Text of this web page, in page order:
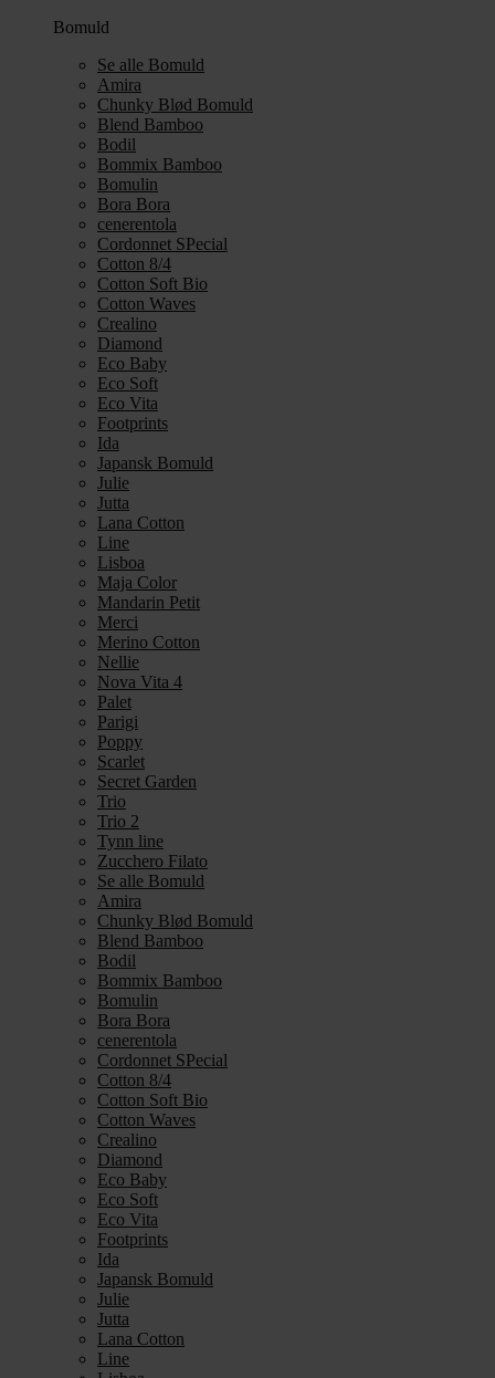
Bomuld
Se alle Bomuld
Amira
Chunky Blød Bomuld
Blend Bamboo
Bodil
Bommix Bamboo
Bomulin
Bora Bora
cenerentola
Cordonnet SPecial
Cotton 8/4
Cotton Soft Bio
Cotton Waves
Crealino
Diamond
Eco Baby
Eco Soft
Eco Vita
Footprints
Ida
Japansk Bomuld
Julie
Jutta
Lana Cotton
Line
Lisboa
Maja Color
Mandarin Petit
Merci
Merino Cotton
Nellie
Nova Vita 4
Palet
Parigi
Poppy
Scarlet
Secret Garden
Trio
Trio 2
Tynn line
Zucchero Filato
Se alle Bomuld
Amira
Chunky Blød Bomuld
Blend Bamboo
Bodil
Bommix Bamboo
Bomulin
Bora Bora
cenerentola
Cordonnet SPecial
Cotton 8/4
Cotton Soft Bio
Cotton Waves
Crealino
Diamond
Eco Baby
Eco Soft
Eco Vita
Footprints
Ida
Japansk Bomuld
Julie
Jutta
Lana Cotton
Line